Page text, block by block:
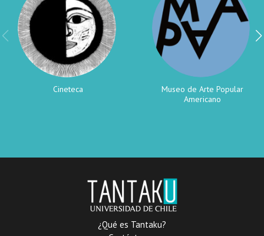
Cineteca
Museo de Arte Popular
Americano
¿Qué es Tantaku?